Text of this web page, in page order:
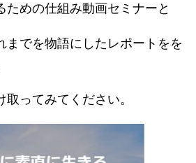
ための仕組み動画セミナーと
までを物語にしたレポートをを
ってみてください。